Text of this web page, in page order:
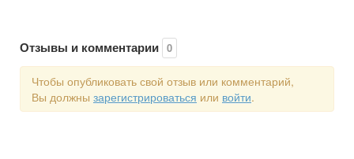
Отзывы и комментарии 0
Чтобы опубликовать свой отзыв или комментарий,
Вы должны зарегистрироваться или войти.